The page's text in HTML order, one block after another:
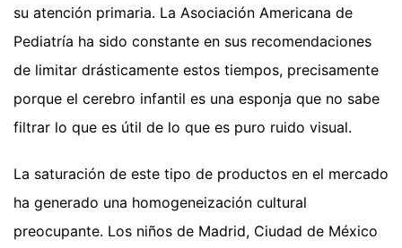
su atención primaria. La Asociación Americana de
Pediatría ha sido constante en sus recomendaciones
de limitar drásticamente estos tiempos, precisamente
porque el cerebro infantil es una esponja que no sabe
filtrar lo que es útil de lo que es puro ruido visual.
La saturación de este tipo de productos en el mercado
ha generado una homogeneización cultural
preocupante. Los niños de Madrid, Ciudad de México